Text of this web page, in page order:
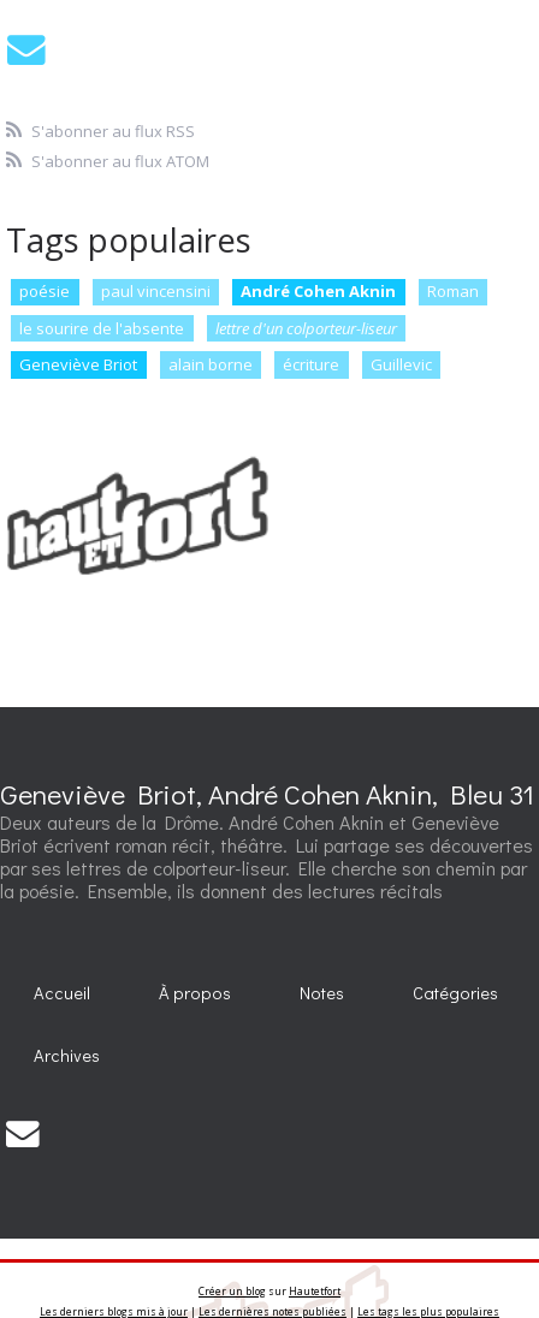
S'abonner au flux RSS
S'abonner au flux ATOM
Tags populaires
poésie paul vincensini André Cohen Aknin
Roman
le sourire de l'absente
lettre d'un colporteur-liseur
Geneviève Briot
alain borne écriture Guillevic
Geneviève Briot, André Cohen Aknin, Bleu 31
Deux auteurs de la Drôme. André Cohen Aknin et Geneviève
Briot écrivent roman récit, théâtre. Lui partage ses découvertes
par ses lettres de colporteur-liseur. Elle cherche son chemin par
la poésie. Ensemble, ils donnent des lectures récitals
Accueil À propos Notes Catégories
Archives
Créer un blog sur Hautetfort
Les derniers blogs mis à jour|Les dernières notes publiées | Les tags les plus populaires